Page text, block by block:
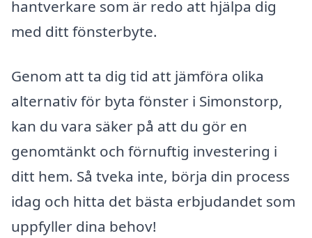
hantverkare som är redo att hjälpa dig
med ditt fönsterbyte.
Genom att ta dig tid att jämföra olika
alternativ för byta fönster i Simonstorp,
kan du vara säker på att du gör en
genomtänkt och förnuftig investering i
ditt hem. Så tveka inte, börja din process
idag och hitta det bästa erbjudandet som
uppfyller dina behov!